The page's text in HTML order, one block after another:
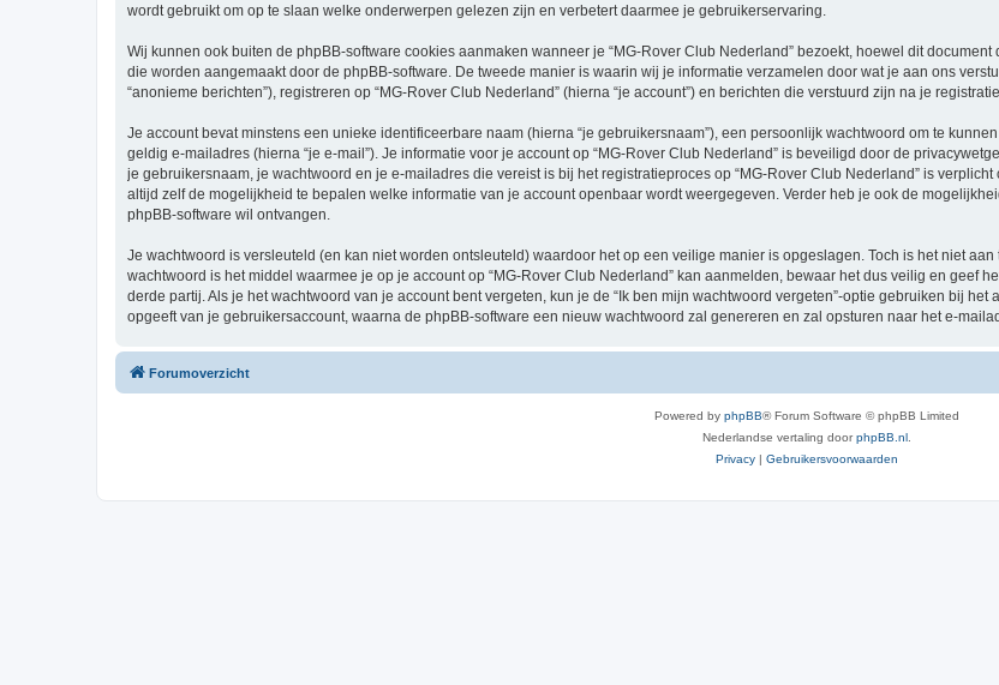
wordt gebruikt om op te slaan welke onderwerpen gelezen zijn en verbetert daarmee je gebruikerservaring.
Wij kunnen ook buiten de phpBB-software cookies aanmaken wanneer je “MG-Rover Club Nederland” bezoekt, hoewel dit
die worden aangemaakt door de phpBB-software. De tweede manier is waarin wij je informatie verzamelen door wat je aan ons
“anonieme berichten”), registreren op “MG-Rover Club Nederland” (hierna “je account”) en berichten die verstuurd zijn na je
Je account bevat minstens een unieke identificeerbare naam (hierna “je gebruikersnaam”), een persoonlijk wachtwoord om te
geldig e-mailadres (hierna “je e-mail”). Je informatie voor je account op “MG-Rover Club Nederland” is beveiligd door de
je gebruikersnaam, je wachtwoord en je e-mailadres die vereist is bij het registratieproces op “MG-Rover Club Nederland” is
altijd zelf de mogelijkheid te bepalen welke informatie van je account openbaar wordt weergegeven. Verder heb je ook de
phpBB-software wil ontvangen.
Je wachtwoord is versleuteld (en kan niet worden ontsleuteld) waardoor het op een veilige manier is opgeslagen. Toch is het niet
wachtwoord is het middel waarmee je op je account op “MG-Rover Club Nederland” kan aanmelden, bewaar het dus veilig en geef
derde partij. Als je het wachtwoord van je account bent vergeten, kun je de “Ik ben mijn wachtwoord vergeten”-optie gebruiken bij
opgeeft van je gebruikersaccount, waarna de phpBB-software een nieuw wachtwoord zal genereren en zal opsturen naar het e-
Forumoverzicht
Powered by phpBB® Forum Software © phpBB Limited
Nederlandse vertaling doorphpBB.nl
Privacy | Gebruikersvoorwaarden